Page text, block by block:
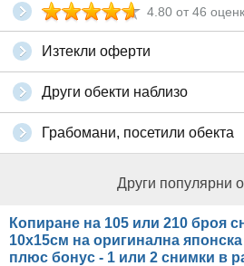
4.80 от 46
Изтекли оферти
Други обекти наблизо
Грабомани, посетили обекта
Други популярни
Копиране на 105 или 210 броя
10х15см на оригинална
плюс бонус - 1 или 2 снимки в